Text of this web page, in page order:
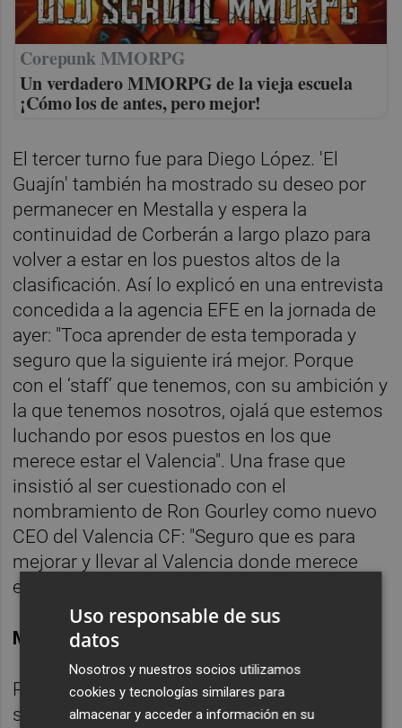
Corepunk MMORPG
Un verdadero MMORPG de la vieja escuela
¡Cómo los de antes, pero mejor!
El tercer turno fue para Diego López. 'El
Guajín' también ha mostrado su deseo por
permanecer en Mestalla y espera la
continuidad de Corberán a largo plazo para
volver a estar en los puestos altos de la
clasificación. Así lo explicó en una entrevista
concedida a la agencia EFE en la jornada de
ayer: "Toca aprender de esta temporada y
seguro que la siguiente irá mejor. Porque
con el ‘staff’ que tenemos, con su ambición y
la que tenemos nosotros, ojalá que estemos
luchando por esos puestos en los que
merece estar el Valencia". Una frase que
insistió al ser cuestionado con el
nombramiento de Ron Gourley como nuevo
CEO del Valencia CF: "Seguro que es para
mejorar y llevar al Valencia donde merece
estar".
Mosquera, un último intento
Por último, el futuro de Cristhian Mosquera
sigue siendo una incógnita. Precisamente el
Uso responsable de sus
datos
Nosotros y nuestros socios utilizamos
cookies y tecnologías similares para
almacenar y acceder a información en su